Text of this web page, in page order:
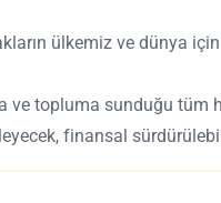
ülkemiz ve dünya
ve topluma sunduğu
finansal